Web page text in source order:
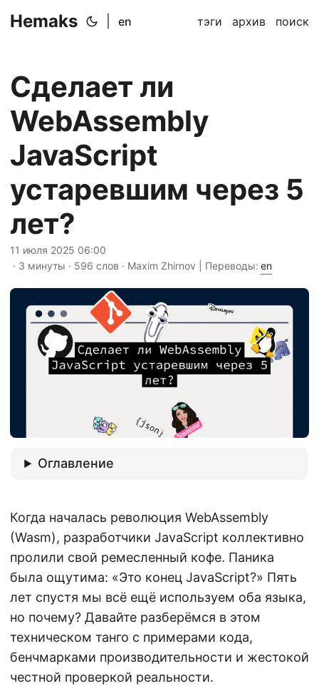
Hemaks en тэги архив поиск
Сделает ли
WebAssembly
JavaScript
устаревшим через 5
лет?
11 июля 2025 06:00
· 3 минуты · 596 слов · Maxim Zhirnov | Переводы: en
Оглавление
Когда началась революция WebAssembly
(Wasm), разработчики JavaScript коллективно
пролили свой ремесленный кофе. Паника
была ощутима: «Это конец JavaScript?» Пять
лет спустя мы всё ещё используем оба языка,
но почему? Давайте разберёмся в этом
техническом танго с примерами кода,
бенчмарками производительности и жестокой
честной проверкой реальности.